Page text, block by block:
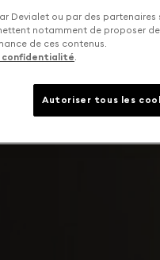
Devialet ou par des partenaires
notamment de proposer
de ces contenus.
confidentialité.
Autoriser tous les